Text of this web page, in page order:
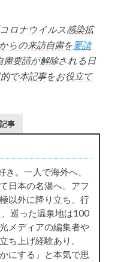
ロナウイルス感染拡
らの来訪自粛を要請
要請が解除される日
で本記事をお役立て
事
。一人で海外へ、
日本の名湯へ。アフ
以外に降り立ち、行
巡った温泉地は100
メディアの編集者や
ち上げ経験あり。
にする」と本気で思